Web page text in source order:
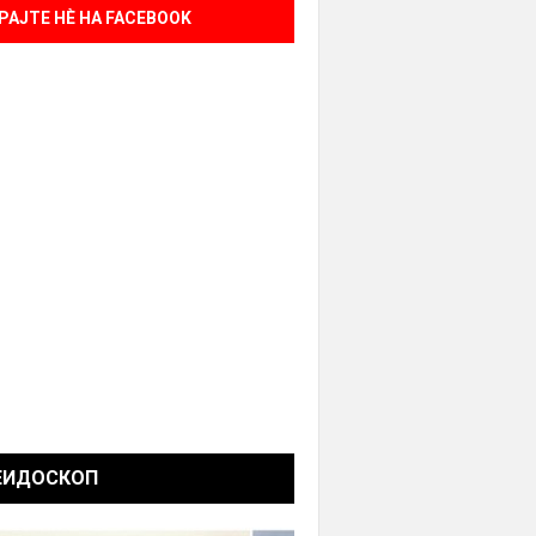
НÈ НА FACEBOOK